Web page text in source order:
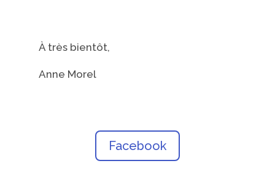
À très bientôt,
Anne Morel
Facebook